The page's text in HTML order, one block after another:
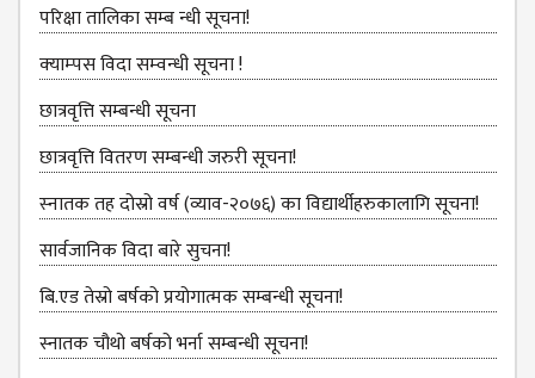
CURRICULUM &
SYLLABUS
MANAGEMENT(BBS)
BBS FIRST YEAR
BBS SECOND YEAR
BBS THIRD YEAR
BBS FOURTH YEAR
HUMANITIES (BA)
BA FIRST YEAR
परिक्षा तालिका सम्ब न्धी सूचना!
क्‍याम्‍पस विदा सम्‍वन्‍धी सूचना !
छात्रवृत्ति सम्बन्धी सूचना
छात्रवृत्ति वितरण सम्बन्धी जरुरी सूचना!
स्‍नातक तह दोस्रो वर्ष (व्याव-२०७६) का विद्यार्थीहरुकालागि सूचना!
सार्वजानिक विदा बारे सुचना!
बि.एड तेस्रो बर्षको प्रयोगात्मक सम्बन्धी सूचना!
स्नातक चौथो बर्षको भर्ना सम्बन्धी सूचना!